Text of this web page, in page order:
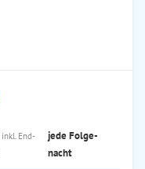
inkl. End­
jede Folge­
nacht